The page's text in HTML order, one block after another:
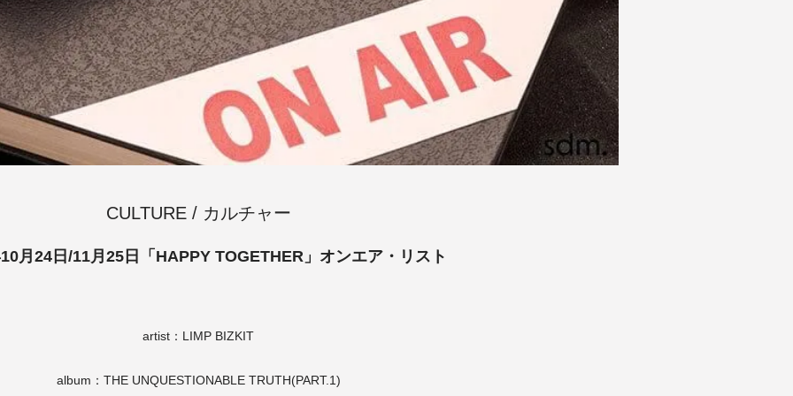
CULTURE / カルチャー
月24日/11月25日「HAPPY TOGETHER」オンエア・リスト
artist：LIMP BIZKIT
album：THE UNQUESTIONABLE TRUTH(PART.1)